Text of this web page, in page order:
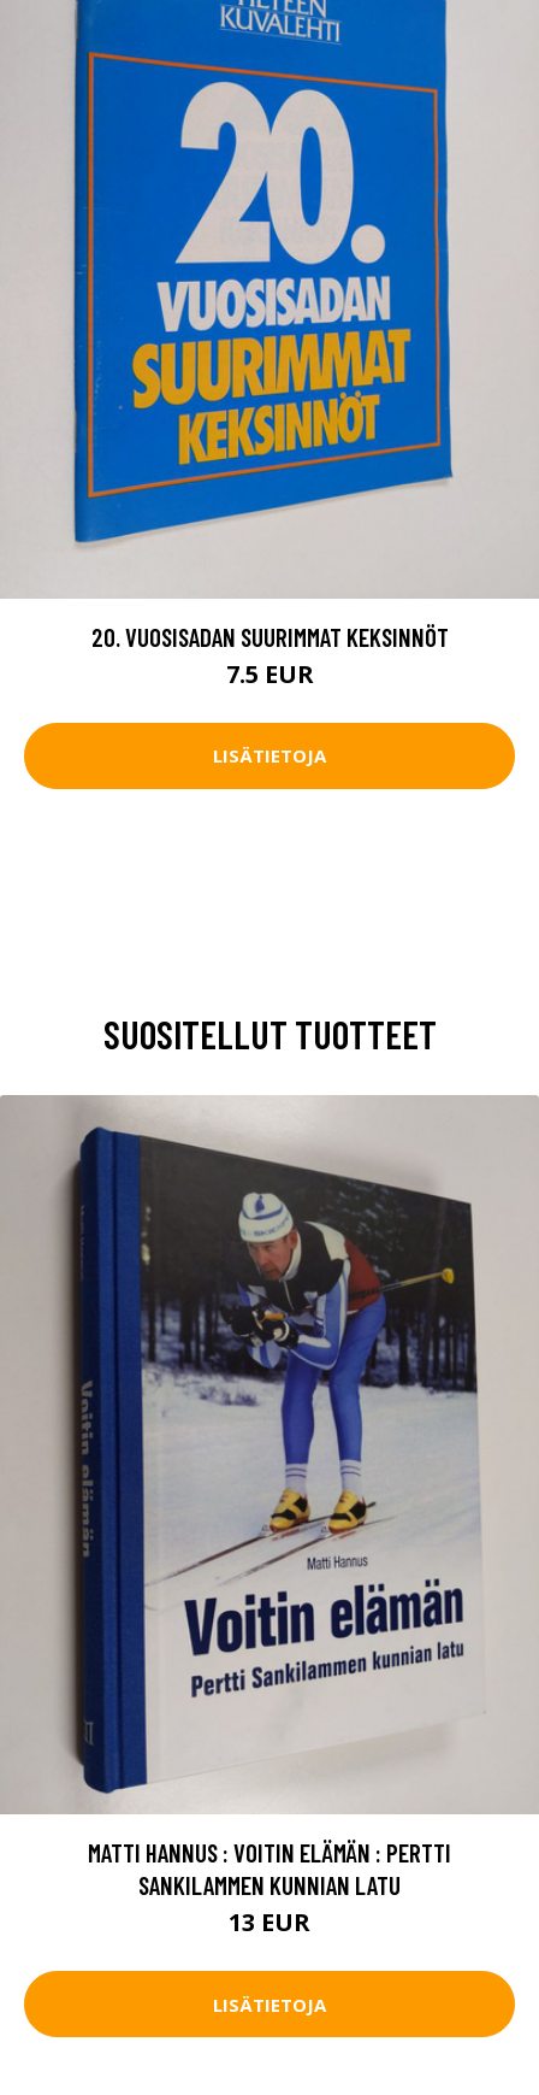
20. VUOSISADAN SUURIMMAT KEKSINNÖT
7.5 EUR
LISÄTIETOJA
SUOSITELLUT TUOTTEET
MATTI HANNUS : VOITIN ELÄMÄN : PERTTI
SANKILAMMEN KUNNIAN LATU
13 EUR
LISÄTIETOJA